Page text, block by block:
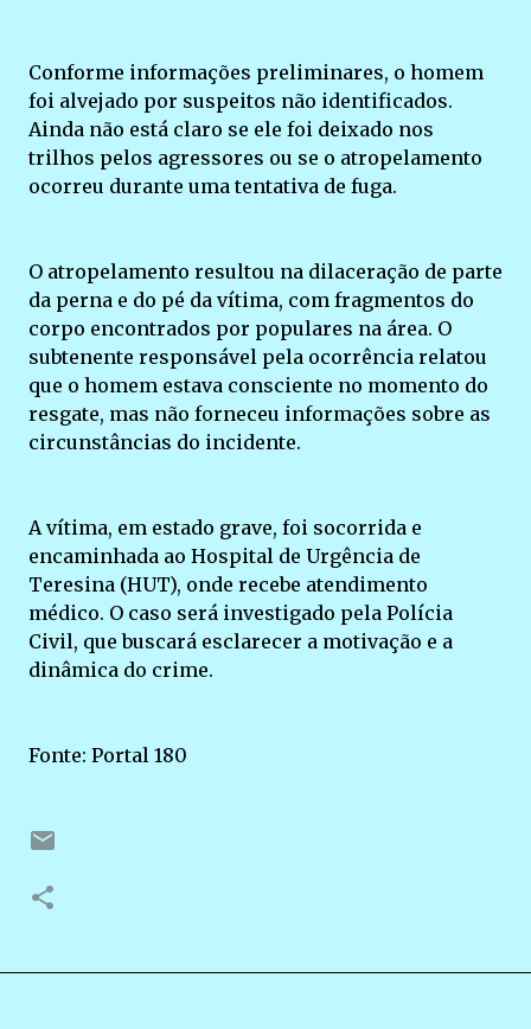
Conforme informações preliminares, o homem
foi alvejado por suspeitos não identificados.
Ainda não está claro se ele foi deixado nos
trilhos pelos agressores ou se o atropelamento
ocorreu durante uma tentativa de fuga.
O atropelamento resultou na dilaceração de parte
da perna e do pé da vítima, com fragmentos do
corpo encontrados por populares na área. O
subtenente responsável pela ocorrência relatou
que o homem estava consciente no momento do
resgate, mas não forneceu informações sobre as
circunstâncias do incidente.
A vítima, em estado grave, foi socorrida e
encaminhada ao Hospital de Urgência de
Teresina (HUT), onde recebe atendimento
médico. O caso será investigado pela Polícia
Civil, que buscará esclarecer a motivação e a
dinâmica do crime.
Fonte: Portal 180